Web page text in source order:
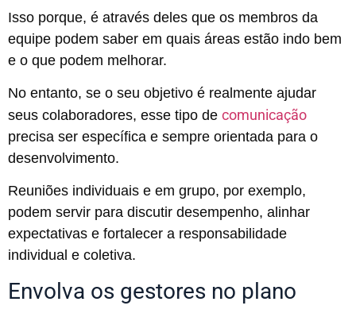
Isso porque, é através deles que os membros da
equipe podem saber em quais áreas estão indo bem
e o que podem melhorar.
No entanto, se o seu objetivo é realmente ajudar
seus colaboradores, esse tipo de comunicação
precisa ser específica e sempre orientada para o
desenvolvimento.
Reuniões individuais e em grupo, por exemplo,
podem servir para discutir desempenho, alinhar
expectativas e fortalecer a responsabilidade
individual e coletiva.
Envolva os gestores no plano